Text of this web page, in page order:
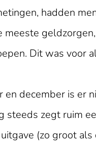
hadden
meeste
Dit was voor
en december is er
steeds zegt ruim
(zo groot